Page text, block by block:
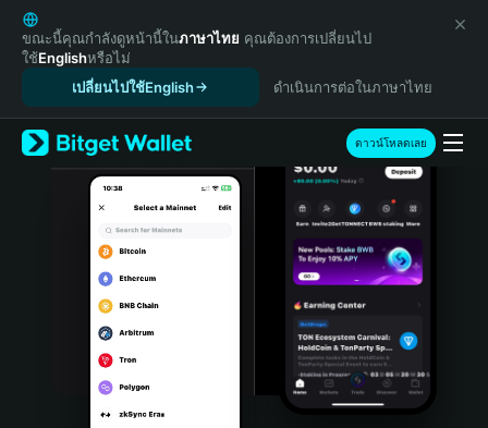
English
日本語
Tiếng Việt
Español (Latinoamérica)
Türkçe
Italiano
Português (Portugal)
Bahasa Indonesia
ขณะนี้คุณกำลังดูหน้านี้ในภาษาไทย คุณต้องการเปลี่ยนไป
ใช้Englishหรือไม่
เปลี่ยนไปใช้English
ดำเนินการต่อในภาษาไทย
ดาวน์โหลดเลย